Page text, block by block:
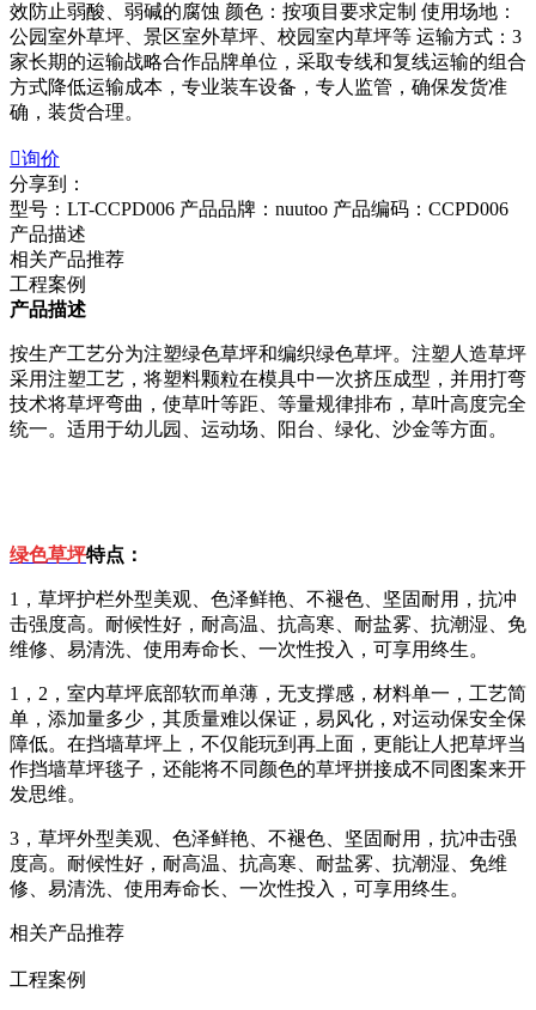
效防止弱酸、弱碱的腐蚀 颜色：按项目要求定制 使用场地：
公园室外草坪、景区室外草坪、校园室内草坪等 运输方式：3
家长期的运输战略合作品牌单位，采取专线和复线运输的组合
方式降低运输成本，专业装车设备，专人监管，确保发货准
确，装货合理。
询价
分享到：
型号：LT-CCPD006 产品品牌：nuutoo 产品编码：CCPD006
产品描述
相关产品推荐
工程案例
产品描述
按生产工艺分为注塑绿色草坪和编织绿色草坪。注塑人造草坪
采用注塑工艺，将塑料颗粒在模具中一次挤压成型，并用打弯
技术将草坪弯曲，使草叶等距、等量规律排布，草叶高度完全
统一。适用于幼儿园、运动场、阳台、绿化、沙金等方面。
绿色草坪特点：
1， 草坪护栏外型美观、色泽鲜艳、不褪色、坚固耐用，抗冲
击强度高。耐候性好，耐高温、抗高寒、耐盐雾、抗潮湿、免
维修、易清洗、使用寿命长、一次性投入，可享用终生。
1， 2， 室内草坪底部软而单薄，无支撑感，材料单一，工艺简
单，添加量多少，其质量难以保证，易风化，对运动保安全保
障低。在挡墙草坪上，不仅能玩到再上面，更能让人把草坪当
作挡墙草坪毯子，还能将不同颜色的草坪拼接成不同图案来开
发思维。
3， 草坪外型美观、色泽鲜艳、不褪色、坚固耐用，抗冲击强
度高。耐候性好，耐高温、抗高寒、耐盐雾、抗潮湿、免维
修、易清洗、使用寿命长、一次性投入，可享用终生。
相关产品推荐
工程案例